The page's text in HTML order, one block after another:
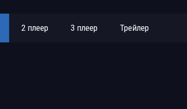
2 плеер 3 плеер Трейлер